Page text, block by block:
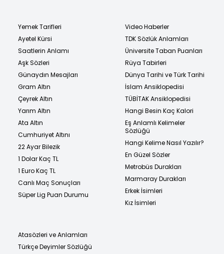
Yemek Tarifleri
Ayetel Kürsi
Saatlerin Anlamı
Aşk Sözleri
Günaydın Mesajları
Gram Altın
Çeyrek Altın
Yarım Altın
Ata Altın
Cumhuriyet Altını
22 Ayar Bilezik
1 Dolar Kaç TL
1 Euro Kaç TL
Canlı Maç Sonuçları
Süper Lig Puan Durumu
Video Haberler
TDK Sözlük Anlamları
Üniversite Taban Puanları
Rüya Tabirleri
Dünya Tarihi ve Türk Tarihi
İslam Ansiklopedisi
TÜBİTAK Ansiklopedisi
Hangi Besin Kaç Kalori
Eş Anlamlı Kelimeler
Sözlüğü
Hangi Kelime Nasıl Yazılır?
En Güzel Sözler
Metrobüs Durakları
Marmaray Durakları
Erkek İsimleri
Kız İsimleri
Atasözleri ve Anlamları
Türkçe Deyimler Sözlüğü